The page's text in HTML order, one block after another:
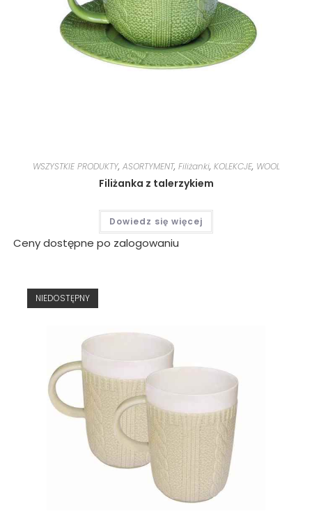
WSZYSTKIE PRODUKTY, ASORTYMENT, Filiżanki, KOLEKCJE, WOOL
Filiżanka z talerzykiem
Dowiedz się więcej
Ceny dostępne po zalogowaniu
NIEDOSTĘPNY